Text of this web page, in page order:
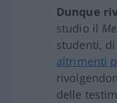
Dunque
studio il
studenti,
altrimenti
delle